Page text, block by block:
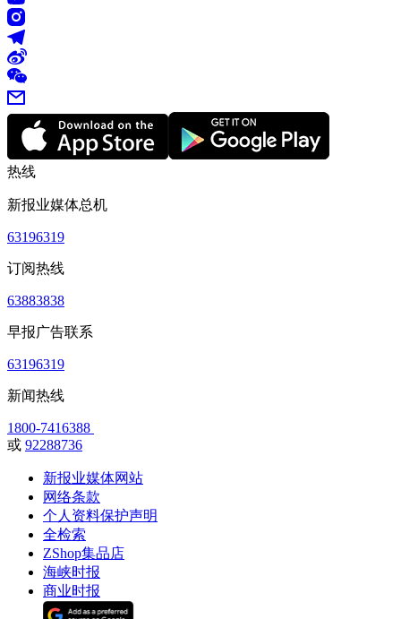
热线
新报业媒体总机
63196319
订阅热线
63883838
早报广告联系
63196319
新闻热线
1800-7416388
或 92288736
新报业媒体网站
网络条款
个人资料保护声明
全检索
ZShop集品店
海峡时报
商业时报